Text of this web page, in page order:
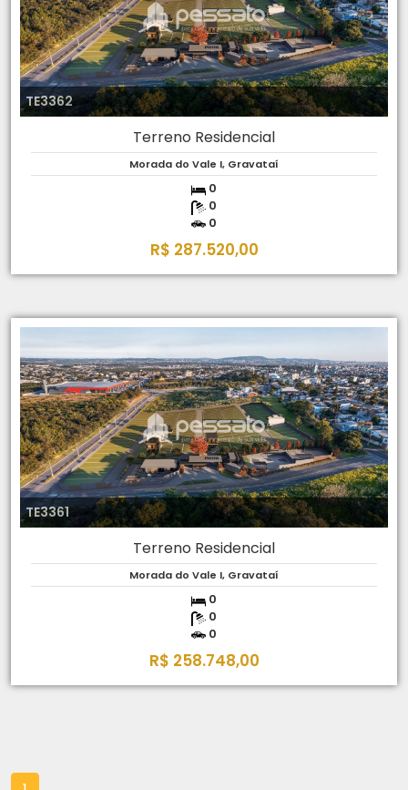
TE3362
Terreno Residencial
Morada do Vale I, Gravataí
0
0
0
R$ 287.520,00
TE3361
Terreno Residencial
Morada do Vale I, Gravataí
0
0
0
R$ 258.748,00